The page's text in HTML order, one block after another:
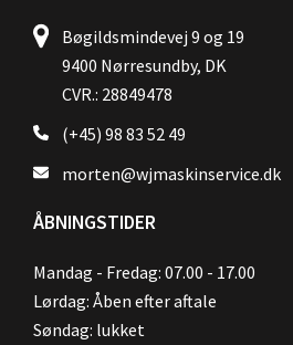
Bøgildsmindevej 9 og 19
9400 Nørresundby, DK
CVR.: 28849478
(+45) 98 83 52 49
morten@wjmaskinservice.dk
ÅBNINGSTIDER
Mandag - Fredag: 07.00 - 17.00
Lørdag: Åben efter aftale
Søndag: lukket